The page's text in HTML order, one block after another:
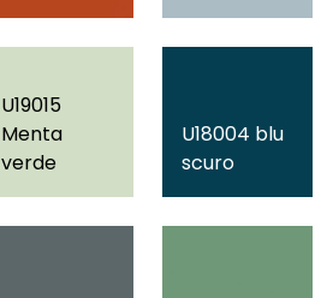
U19015
Menta
verde
U18004 blu
scuro